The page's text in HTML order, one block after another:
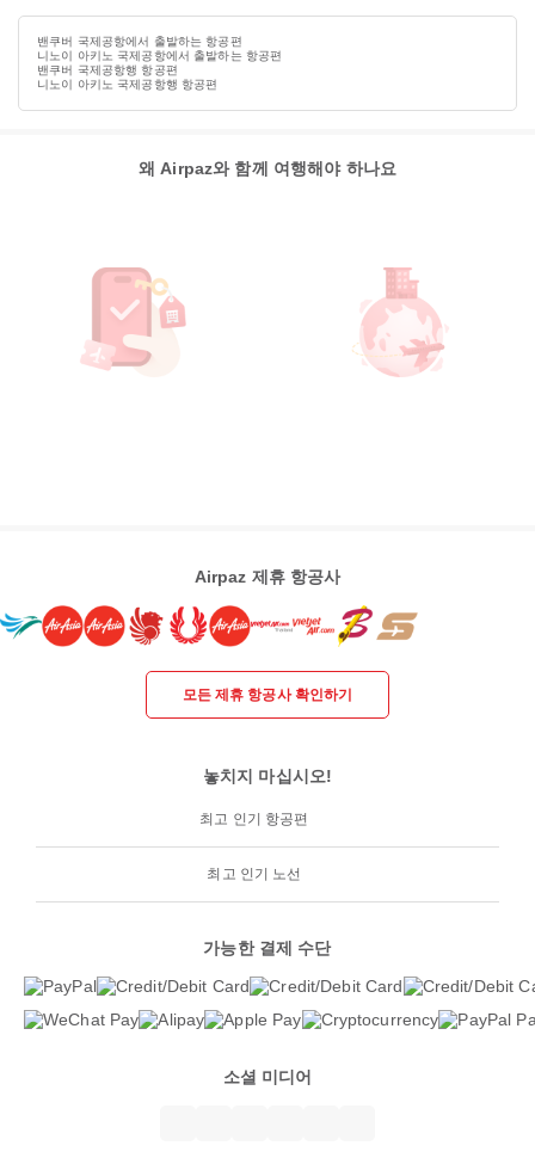
밴쿠버 국제공항에서 출발하는 항공편
니노이 아키노 국제공항에서 출발하는 항공편
밴쿠버 국제공항행 항공편
니노이 아키노 국제공항행 항공편
왜 Airpaz와 함께 여행해야 하나요
Airpaz 제휴 항공사
모든 제휴 항공사 확인하기
놓치지 마십시오!
최고 인기 항공편
최고 인기 노선
가능한 결제 수단
소셜 미디어